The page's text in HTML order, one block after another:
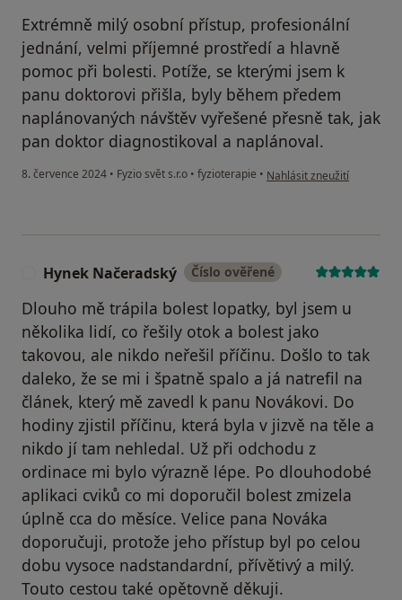
Extrémně milý osobní přístup, profesionální
jednání, velmi příjemné prostředí a hlavně
pomoc při bolesti. Potíže, se kterými jsem k
panu doktorovi přišla, byly během předem
naplánovaných návštěv vyřešené přesně tak, jak
pan doktor diagnostikoval a naplánoval.
8. července 2024 • Fyzio svět s.r.o • fyzioterapie • podle názoru uživatele
Nahlásit zneužití
Hynek Načeradský Číslo ověřené
Dlouho mě trápila bolest lopatky, byl jsem u
několika lidí, co řešily otok a bolest jako
takovou, ale nikdo neřešil příčinu. Došlo to tak
daleko, že se mi i špatně spalo a já natrefil na
článek, který mě zavedl k panu Novákovi. Do
hodiny zjistil příčinu, která byla v jizvě na těle a
nikdo jí tam nehledal. Už při odchodu z
ordinace mi bylo výrazně lépe. Po dlouhodobé
aplikaci cviků co mi doporučil bolest zmizela
úplně cca do měsíce. Velice pana Nováka
doporučuji, protože jeho přístup byl po celou
dobu vysoce nadstandardní, přívětivý a milý.
Touto cestou také opětovně děkuji.